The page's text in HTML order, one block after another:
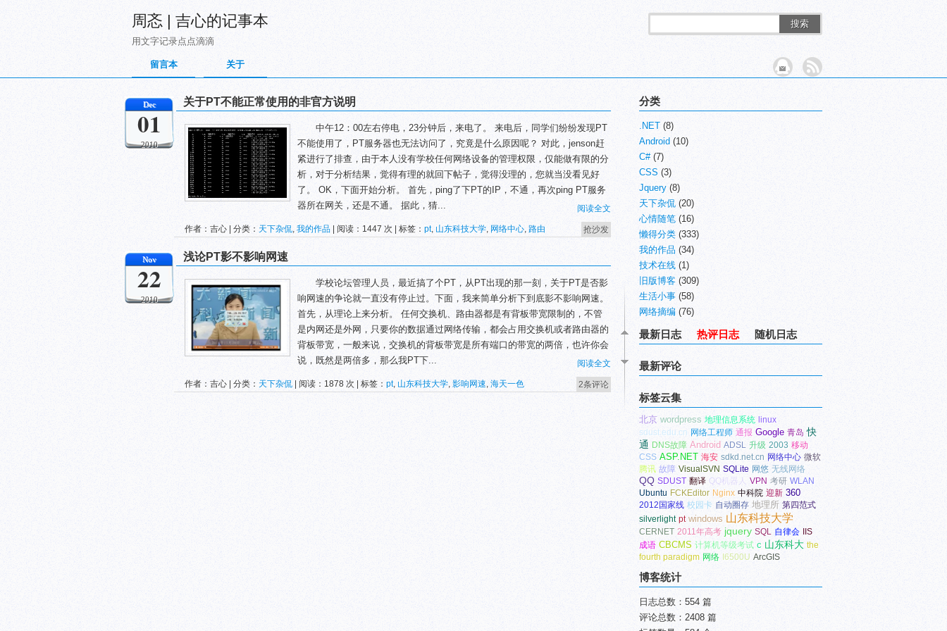
周忞 | 吉心的记事本
用文字记录点点滴滴
搜索
留言本 关于
Dec
01
2010
关于PT不能正常使用的非官方说明
中午12：00左右停电，23分钟后，来电了。 来电后，同学们纷纷发现PT
不能使用了，PT服务器也无法访问了，究竟是什么原因呢？ 对此，jenson赶
紧进行了排查，由于本人没有学校任何网络设备的管理权限，仅能做有限的分
析，对于分析结果，觉得有理的就回下帖子，觉得没理的，您就当没看见好
了。 OK，下面开始分析。 首先，ping了下PT的IP，不通，再次ping PT服务
器所在网关，还是不通。 据此，猜...
阅读全文
作者：吉心 | 分类： 天下杂侃, 我的作品 | 阅读：1447 次 | 标签： pt, 山东科技大学, 网络中心, 路由
抢沙发
Nov
22
2010
浅论PT影不影响网速
学校论坛管理人员，最近搞了个PT，从PT出现的那一刻，关于PT是否影
响网速的争论就一直没有停止过。下面，我来简单分析下到底影不影响网速。
首先，从理论上来分析。 任何交换机、路由器都是有背板带宽限制的，不管
是内网还是外网，只要你的数据通过网络传输，都会占用交换机或者路由器的
背板带宽，一般来说，交换机的背板带宽是所有端口的带宽的两倍，也许你会
说，既然是两倍多，那么我PT下...
阅读全文
作者：吉心 | 分类： 天下杂侃 | 阅读：1878 次 | 标签： pt, 山东科技大学, 影响网速, 海天一色 2条评论
分类
.NET (8)
Android (10)
C#(7)
CSS (3)
Jquery (8)
天下杂侃 (20)
心情随笔 (16)
懒得分类 (333)
我的作品 (34)
技术在线 (1)
旧版博客 (309)
生活小事 (58)
网络摘编 (76)
最新日志 热评日志 随机日志
最新评论
标签云集
北京 wordpress 地理信息系统 linux
sdust.edu.cn 网络工程师 通报 Google 青岛 快
通 DNS故障 Android ADSL 升级 2003 移动
CSS ASP.NET 海安 sdkd.net.cn 网络中心 微软
腾讯 故障 VisualSVN SQLite 网悠 无线网络
QQ SDUST 翻译 QQ机器人 VPN 考研 WLAN
Ubuntu FCKEditor Nginx 中科院 迎新 360
2012国家线 校园卡 自动圈存 地理所 第四范式
silverlight pt windows 山东科技大学
CERNET 2011年高考 jquery SQL 自律会
IIS
成语 CBCMS 计算机等级考试 c 山东科大 the
fourth paradigm 网络 I6500U ArcGIS
博客统计
日志总数：554 篇
评论总数：2408 篇